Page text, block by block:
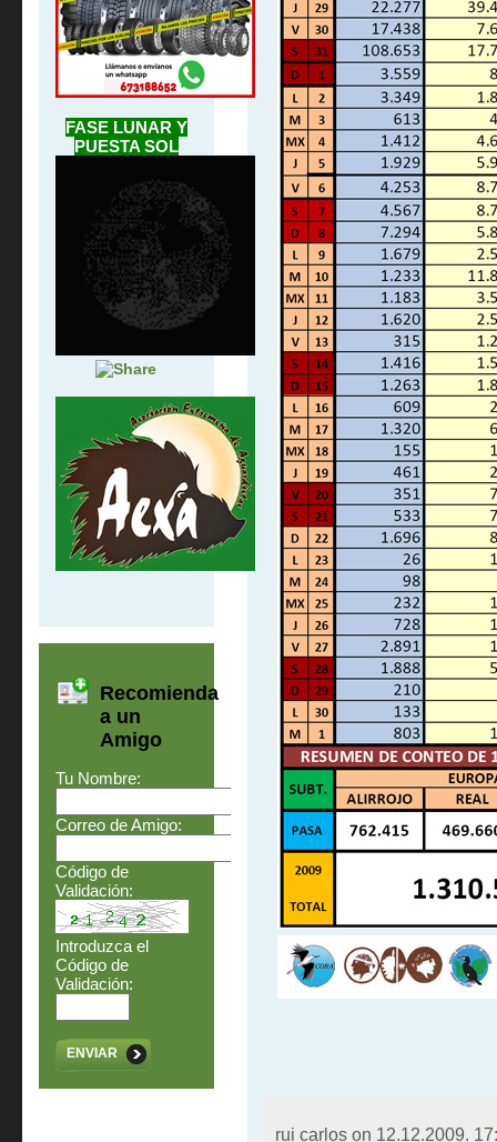
FASE LUNAR Y
PUESTA SOL
Recomienda
a un
Amigo
Tu Nombre:
Correo de Amigo:
Código de
Validación:
Introduzca el
Código de
Validación:
ENVIAR
rui carlos on 12.12.2009.